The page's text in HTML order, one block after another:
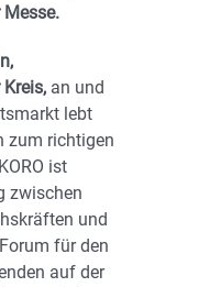
an und
lebt
zum richtigen
ist
zwischen
und
für den
auf der